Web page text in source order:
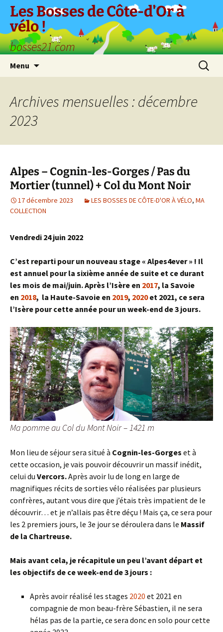
Aller
contenu
Les Bosses de Côte-d'Or à
vélo !
bosses21.com
Menu
Archives mensuelles : décembre
2023
Alpes – Cognin-les-Gorges / Pas du
Mortier (tunnel) + Col du Mont Noir
17 décembre 2023 LES BOSSES DE CÔTE-D'OR À VÉLO, MA
COLLECTION
Vendredi 24 juin 2022
C’est reparti pour un nouveau stage « Alpes4ever » ! Il
est annuel pour la sixième année de suite et ce durant
les mois de mai/juin. Après l’Isère en 2017, la Savoie
en 2018, la Haute-Savoie en 2019, 2020et 2021, ce sera
l’Isère pour cette année pour un week-end de 3 jours.
Ma pomme au Col du Mont Noir – 1421 m
Mon lieu de séjour sera situé à Cognin-les-Gorges et à
cette occasion, je vais pouvoir découvrir un massif inédit,
celui du Vercors.Après avoir lu de long en large de
magnifiques récits de sorties vélo réalisées par plusieurs
confrères, autant vous dire que j’étais très impatient de le
découvrir… et je n’allais pas être déçu ! Mais ça, ce sera pour
les 2 premiers jours, le 3e jour se déroulera dans le Massif
de la Chartreuse.
Mais avant cela, je récapitule un peu l’avant départ et
les objectifs de ce week-end de 3 jours :
Après avoir réalisé les stages 2020 et 2021 en
compagnie de mon beau-frère Sébastien, il ne sera
hélas pas de la partie, ce sera donc en solo pour cette